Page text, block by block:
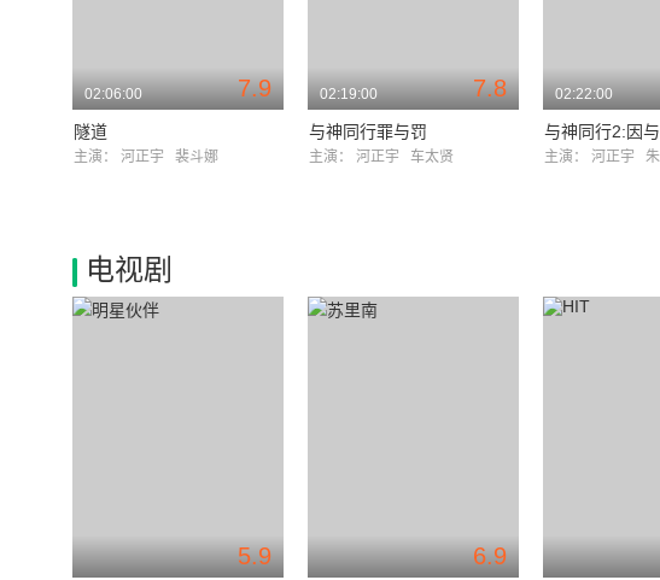
7.9
02:06:00
隧道
主演： 河正宇 裴斗娜
7.8
02:19:00
与神同行罪与罚
主演： 河正宇 车太贤
02:22:00
与神同行2:因
主演： 河正宇
电视剧
5.9 6.9